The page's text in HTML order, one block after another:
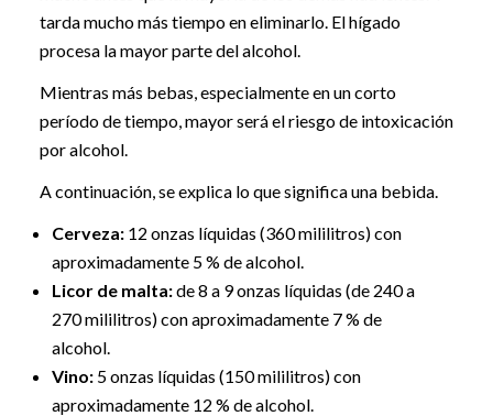
tarda mucho más tiempo en eliminarlo. El hígado
procesa la mayor parte del alcohol.
Mientras más bebas, especialmente en un corto
período de tiempo, mayor será el riesgo de intoxicación
por alcohol.
A continuación, se explica lo que significa una bebida.
Cerveza: 12 onzas líquidas (360 mililitros) con
aproximadamente 5 % de alcohol.
Licor de malta:de 8 a 9 onzas líquidas (de 240 a
270 mililitros) con aproximadamente 7 % de
alcohol.
Vino: 5 onzas líquidas (150 mililitros) con
aproximadamente 12 % de alcohol.